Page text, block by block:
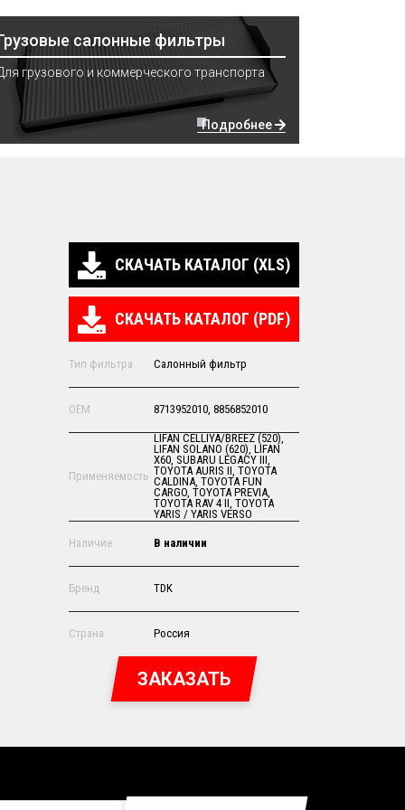
салонные фильтры
грузового и коммерческого транспорта
Подробнее
СКАЧАТЬ КАТАЛОГ (XLS)
СКАЧАТЬ КАТАЛОГ (PDF)
Тип фильтра Салонный фильтр
OEM 8713952010, 8856852010
Применяемость
LIFAN CELLIYA/BREEZ (520),
LIFAN SOLANO (620), LIFAN
X60, SUBARU LEGACY III,
TOYOTA AURIS II, TOYOTA
CALDINA, TOYOTA FUN
CARGO, TOYOTA PREVIA,
TOYOTA RAV 4 II, TOYOTA
YARIS / YARIS VERSO
Наличие В наличии
Бренд TDK
Страна Россия
ЗАКАЗАТЬ